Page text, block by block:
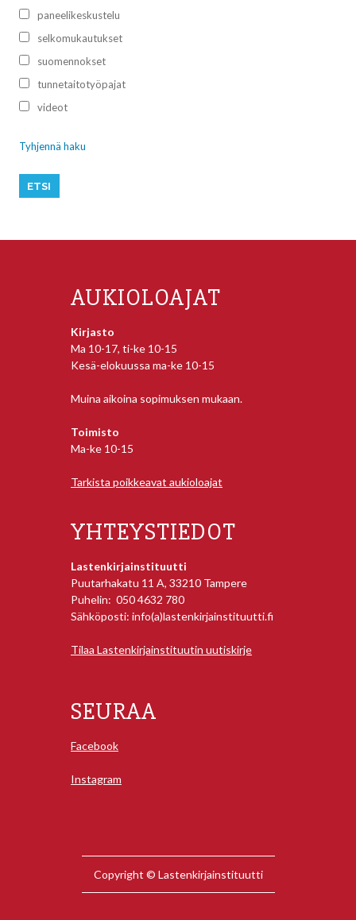
paneelikeskustelu
selkomukautukset
suomennokset
tunnetaitotyöpajat
videot
Tyhjennä haku
AUKIOLOAJAT
Kirjasto
Ma 10-17, ti-ke 10-15
Kesä-elokuussa ma-ke 10-15
Muina aikoina sopimuksen mukaan.
Toimisto
Ma-ke 10-15
Tarkista poikkeavat aukioloajat
YHTEYSTIEDOT
Lastenkirjainstituutti
Puutarhakatu 11 A, 33210 Tampere
Puhelin: 050 4632 780
Sähköposti: info(a)lastenkirjainstituutti.fi
Tilaa Lastenkirjainstituutin uutiskirje
SEURAA
Facebook
Instagram
Copyright © Lastenkirjainstituutti